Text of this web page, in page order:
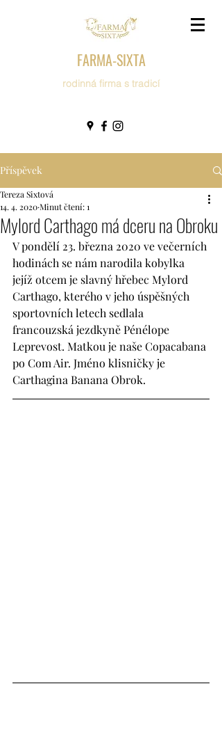
FARMA-SIXTA
rodinná firma s tradicí
Příspěvek
Mylord Carthago má dceru na Obroku
Tereza Sixtová
14. 4. 2020Minut čtení: 1
V pondělí 23. března 2020 ve večerních
hodinách se nám narodila kobylka
jejíž otcem je slavný hřebec Mylord
Carthago, kterého v jeho úspěšných
sportovních letech sedlala
francouzská jezdkyně Pénélope
Leprevost. Matkou je naše Copacabana
po Com Air. Jméno klisničky je
Carthagina Banana Obrok.